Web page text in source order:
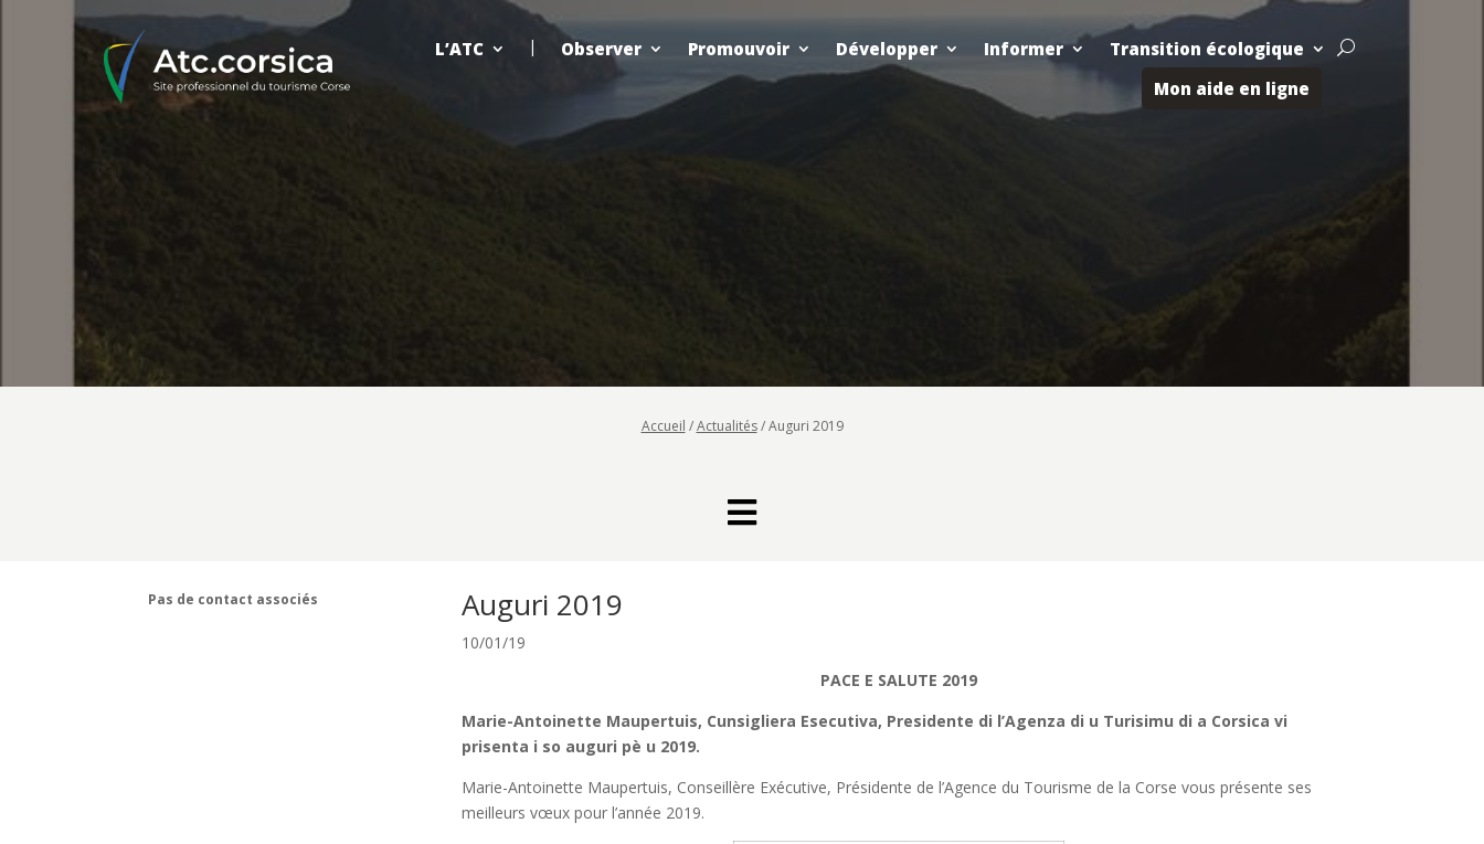
L’ATC Observer Promouvoir Développer Informer
Transition écologique
Mon aide en ligne
U
Accueil /Actualités/Auguri 2019

Pas de contact associés Auguri 2019
10/01/19
PACE E SALUTE 2019
Marie-Antoinette Maupertuis, Cunsigliera Esecutiva, Presidente di l’Agenza di u Turisimu di a Corsica vi
prisenta i so auguri pè u 2019.
Marie-Antoinette Maupertuis, Conseillère Exécutive, Présidente de l’Agence du Tourisme de la Corse vous présente ses
meilleurs vœux pour l’année 2019.